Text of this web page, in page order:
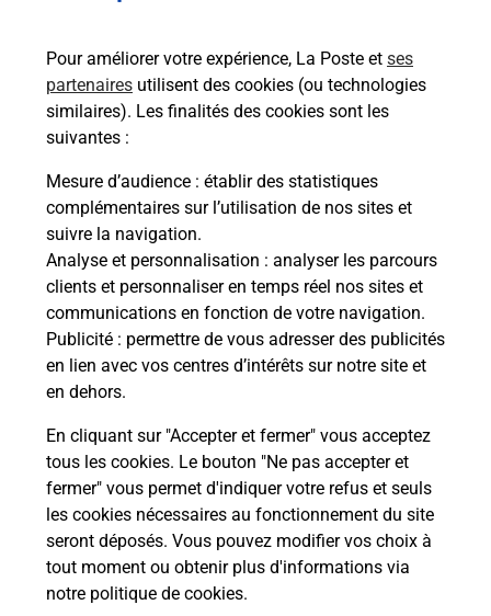
Pour améliorer votre expérience, La Poste et ses
partenaires utilisent des cookies (ou technologies
similaires). Les finalités des cookies sont les
suivantes :
Mesure d’audience : établir des statistiques
complémentaires sur l’utilisation de nos sites et
suivre la navigation.
Analyse et personnalisation : analyser les parcours
clients et personnaliser en temps réel nos sites et
communications en fonction de votre navigation.
Publicité : permettre de vous adresser des publicités
en lien avec vos centres d’intérêts sur notre site et
en dehors.
En cliquant sur "Accepter et fermer" vous acceptez
tous les cookies. Le bouton "Ne pas accepter et
fermer" vous permet d'indiquer votre refus et seuls
les cookies nécessaires au fonctionnement du site
seront déposés. Vous pouvez modifier vos choix à
tout moment ou obtenir plus d'informations via
notre politique de cookies.
Comment demander une
modification de livraison ?
Comment La Poste participe-t-elle
à votre sécurité au quotidien ?
Puis-je passer mon code de la route
avec La Poste et sous quelles
conditions ?
Localiser Liste Loiret BOYNES